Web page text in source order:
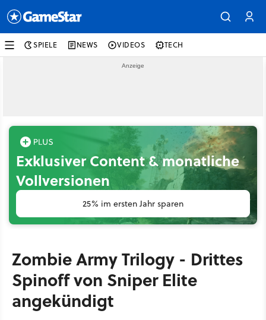
SPIELE NEWS VIDEOS TECH
Exklusiver Content & monatliche
Vollversionen
25% im ersten Jahr sparen
Zombie Army Trilogy - Drittes
Spinoff von Sniper Elite
angekündigt